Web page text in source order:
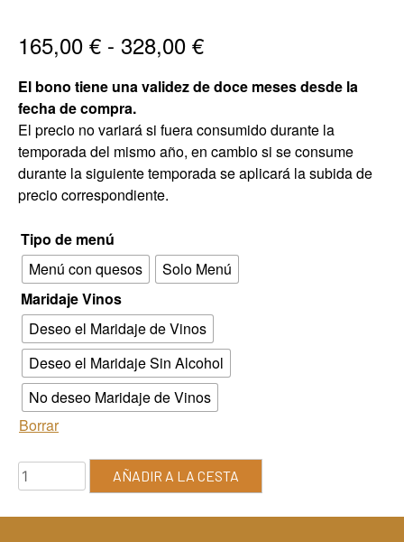
165,00 € - 328,00 €
El bono tiene una validez de doce meses desde la
fecha de compra.
El precio no variará si fuera consumido durante la
temporada del mismo año, en cambio si se consume
durante la siguiente temporada se aplicará la subida de
precio correspondiente.
Tipo de menú
Menú con quesos
Solo Menú
Maridaje Vinos
Deseo el Maridaje de Vinos
Deseo el Maridaje Sin Alcohol
No deseo Maridaje de Vinos
Borrar
AÑADIR A LA CESTA